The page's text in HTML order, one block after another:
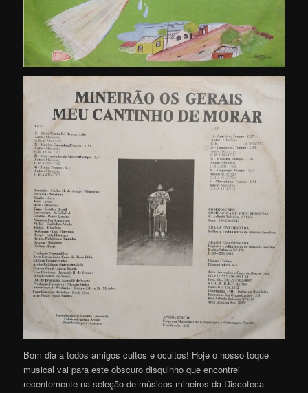
Bom dia a todos amigos cultos e ocultos! Hoje o nosso toque
musical vai para este obscuro disquinho que encontrei
recentemente na seleção de músicos mineiros da Discoteca